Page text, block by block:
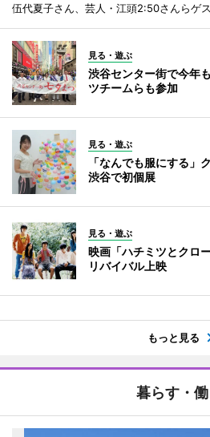
伍代夏子さん、芸人・江頭2:50さんらゲ
見る・遊ぶ
渋谷センター街で今年
ツチームらも参加
見る・遊ぶ
「なんでも服にする」
渋谷で初個展
見る・遊ぶ
映画「ハチミツとクロ
リバイバル上映
もっと見る
暮らす・働